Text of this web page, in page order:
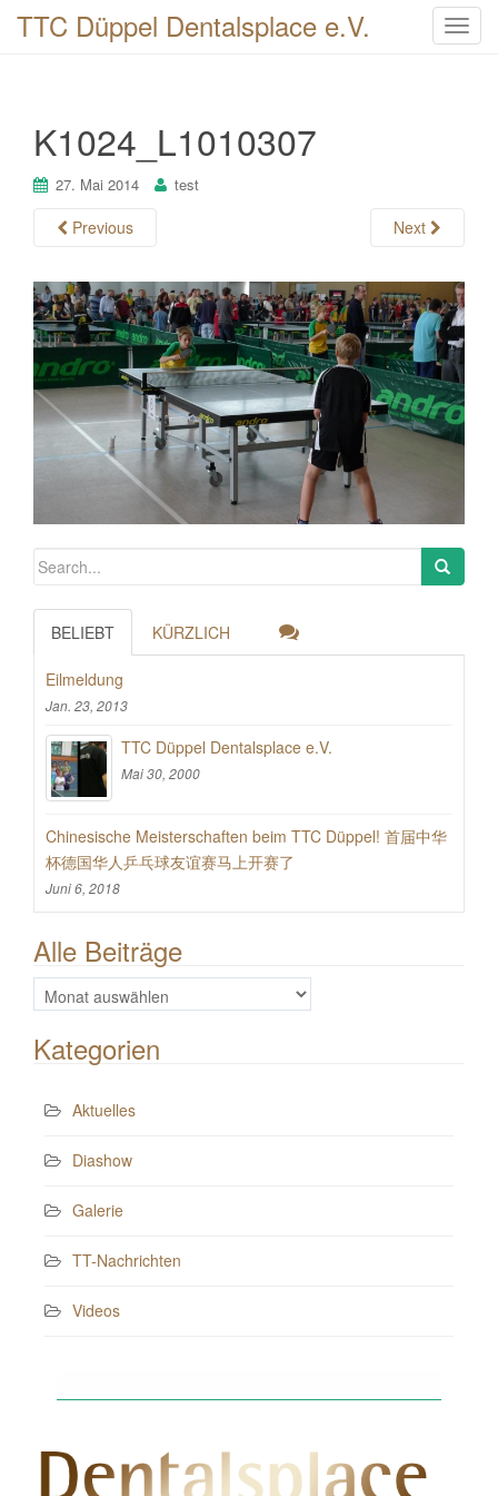
T
g
a
t
o
n
TTC Düppel Dentalsplace e.V.
K1024_L1010307
27. Mai 2014 test
Previous Next
BELIEBT KÜRZLICH
Eilmeldung
Jan. 23, 2013
TTC Düppel Dentalsplace e.V.
Mai 30, 2000
Chinesische Meisterschaften beim TTC Düppel! 首届中华
杯德国华人乒乓球友谊赛马上开赛了
Juni 6, 2018
Alle Beiträge
Alle
Beiträge
Kategorien
Aktuelles
Diashow
Galerie
TT-Nachrichten
Videos